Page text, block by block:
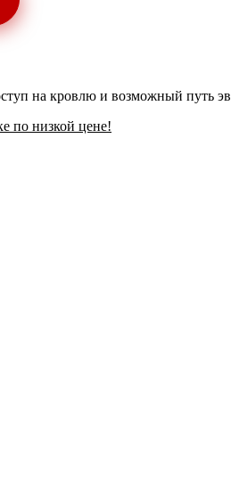
на кровлю и возможный путь
по низкой цене!